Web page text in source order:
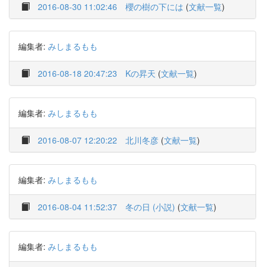
2016-08-30 11:02:46 櫻の樹の下には (文献一覧)
編集者: みしまるもも
2016-08-18 20:47:23 Kの昇天 (文献一覧)
編集者: みしまるもも
2016-08-07 12:20:22 北川冬彦 (文献一覧)
編集者: みしまるもも
2016-08-04 11:52:37 冬の日 (小説) (文献一覧)
編集者: みしまるもも